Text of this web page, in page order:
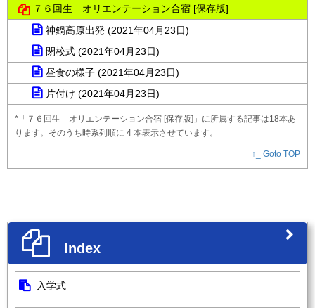
７６回生 オリエンテーション合宿 [保存版]
神鍋高原出発 (2021年04月23日)
閉校式 (2021年04月23日)
昼食の様子 (2021年04月23日)
片付け (2021年04月23日)
*「７６回生 オリエンテーション合宿 [保存版]」に所属する記事は18本あ
ります。そのうち時系列順に 4 本表示させています。
↑_ Goto TOP
Index
入学式